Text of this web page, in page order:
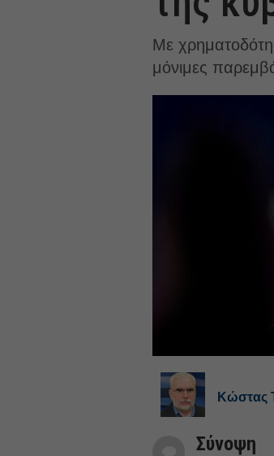
Με
μόνιμες
Κώστας
Σύνοψη